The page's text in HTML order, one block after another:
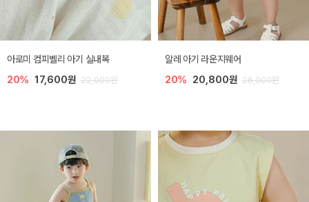
아로미 컴피벨리 아기 실내복
20% 17,600원 22,000원
알레 아기 라운지웨어
20% 20,800원 26,000원